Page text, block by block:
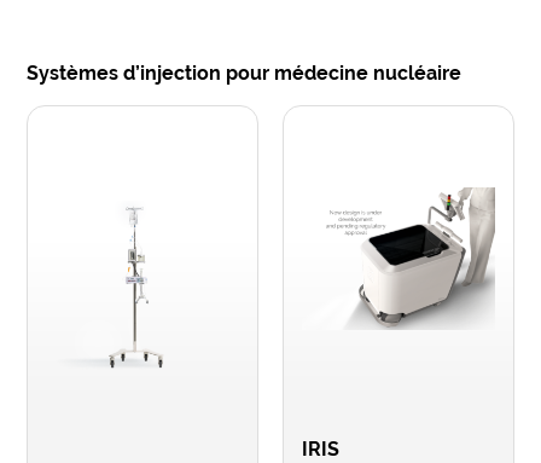
Systèmes d’injection pour médecine nucléaire
IRIS